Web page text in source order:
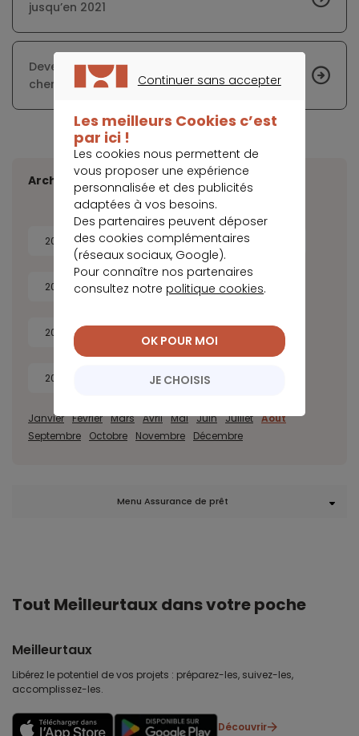
jusqu’en 2021
Devenir propriétaire en bord de mer coûte plus
cher en 2020
Archives
2026 2025 2024
2022 2021 2020 2019
2018 2015
2014
Janvier Février Mars Avril Mai Juin Juillet Août
Septembre
Octobre Novembre Décembre
Menu Assurance de prêt
Tout Meilleurtaux dans votre poche
Meilleurtaux
Libérez le potentiel de vos projets : préparez-les, suivez-les,
accomplissez-les.
Découvrir
Continuer sans accepter
Les meilleurs Cookies c’est
par ici !
Les cookies nous permettent de
vous proposer une expérience
personnalisée et des publicités
adaptées à vos besoins.
Des partenaires peuvent déposer
des cookies complémentaires
(réseaux sociaux, Google).
Pour connaître nos partenaires
consultez notre politique cookies.
JE CHOISIS
OK POUR MOI